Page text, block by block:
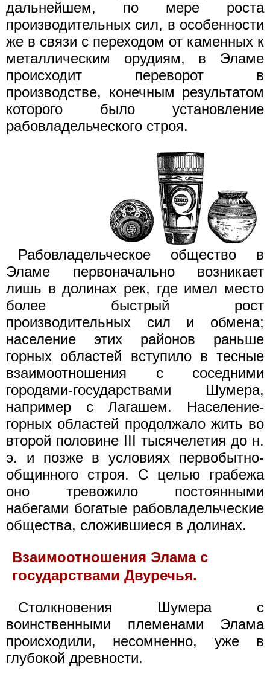
дальнейшем, по мере роста
производительных сил, в особенности
же в связи с переходом от каменных к
металлическим орудиям, в Эламе
происходит переворот в
производстве, конечным результатом
которого было установление
рабовладельческого строя.
Рабовладельческое общество в
Эламе первоначально возникает
лишь в долинах рек, где имел место
более быстрый рост
производительных сил и обмена;
население этих районов раньше
горных областей вступило в тесные
взаимоотношения с соседними
городами-государствами Шумера,
например с Лагашем. Население-
горных областей продолжало жить во
второй половине III тысячелетия до н.
э. и позже в условиях первобытно-
общинного строя. С целью грабежа
оно тревожило постоянными
набегами богатые рабовладельческие
общества, сложившиеся в долинах.
Взаимоотношения Элама с
государствами Двуречья.
Столкновения Шумера с
воинственными племенами Элама
происходили, несомненно, уже в
глубокой древности.